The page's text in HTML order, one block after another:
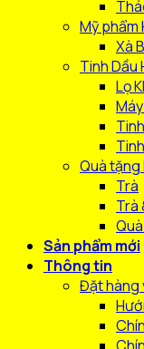
Mỹ phẩm
Xà
Tinh Dầu
Lọ
Quà tặng
Trà
Trà
Sản phẩm mới
Thông tin
Đặt hàng